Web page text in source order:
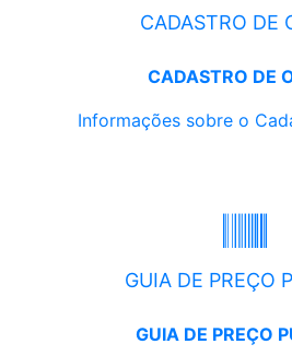
CADASTRO DE
CADASTRO DE
Informações sobre o
GUIA DE PREÇO
GUIA DE PREÇO